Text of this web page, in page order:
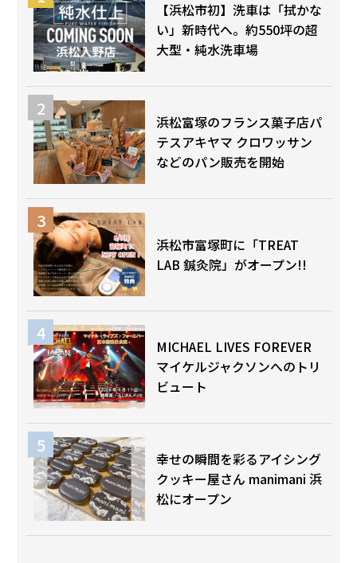
【浜松市初】洗車は「拭かな
い」新時代へ。約550坪の超
大型・純水洗車場
浜松富塚のフランス菓子店パ
テスアキヤマ クロワッサン
などのパン販売を開始
浜松市富塚町に「TREAT
LAB 鍼灸院」がオープン!!
MICHAEL LIVES FOREVER
マイケルジャクソンへのトリ
ビュート
幸せの瞬間を彩るアイシング
クッキー屋さん manimani 浜
松にオープン